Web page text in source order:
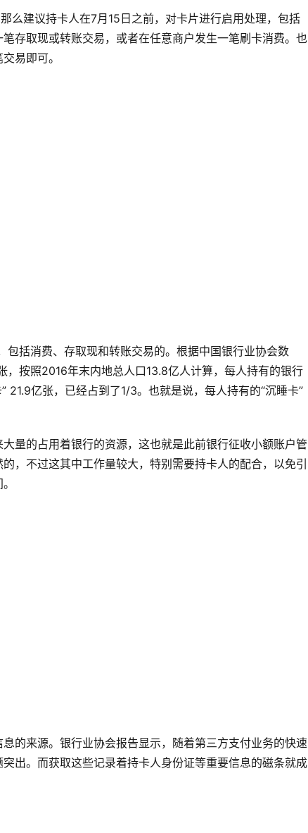
么建议持卡人在7月15日之前，对卡片进行启用处理，包括
存取现或转账交易，或者在任意商户发生一笔刷卡消费。也
易即可。
包括消费、存取现和转账交易的。根据中国银行业协会数
按照2016年末内地总人口13.8亿人计算，每人持有的银行
21.9亿张，已经占到了1/3。也就是说，每人持有的“沉睡卡”
量的占用着银行的资源，这也就是此前银行征收小额账户管
，不过这其中工作量较大，特别需要持卡人的配合，以免引
的来源。银行业协会报告显示，随着第三方支付业务的快速
出。而获取这些记录着持卡人身份证等重要信息的磁条就成